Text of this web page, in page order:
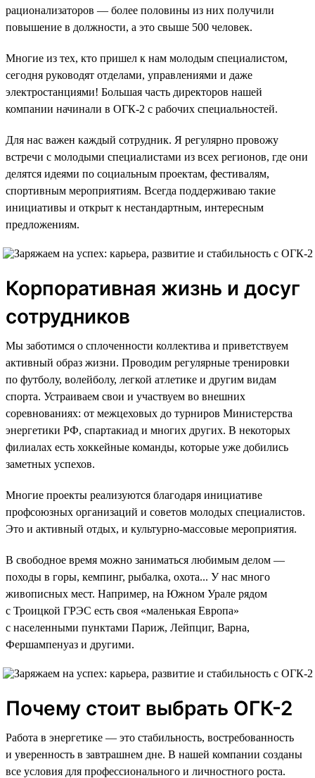
рационализаторов — более половины из них получили
повышение в должности, а это свыше 500 человек.
Многие из тех, кто пришел к нам молодым специалистом,
сегодня руководят отделами, управлениями и даже
электростанциями! Большая часть директоров нашей
компании начинали в ОГК-2 с рабочих специальностей.
Для нас важен каждый сотрудник. Я регулярно провожу
встречи с молодыми специалистами из всех регионов, где они
делятся идеями по социальным проектам, фестивалям,
спортивным мероприятиям. Всегда поддерживаю такие
инициативы и открыт к нестандартным, интересным
предложениям.
Корпоративная жизнь и досуг
сотрудников
Мы заботимся о сплоченности коллектива и приветствуем
активный образ жизни. Проводим регулярные тренировки
по футболу, волейболу, легкой атлетике и другим видам
спорта. Устраиваем свои и участвуем во внешних
соревнованиях: от межцеховых до турниров Министерства
энергетики РФ, спартакиад и многих других. В некоторых
филиалах есть хоккейные команды, которые уже добились
заметных успехов.
Многие проекты реализуются благодаря инициативе
профсоюзных организаций и советов молодых специалистов.
Это и активный отдых, и культурно-массовые мероприятия.
В свободное время можно заниматься любимым делом —
походы в горы, кемпинг, рыбалка, охота... У нас много
живописных мест. Например, на Южном Урале рядом
с Троицкой ГРЭС есть своя «маленькая Европа»
с населенными пунктами Париж, Лейпциг, Варна,
Фершампенуаз и другими.
Почему стоит выбрать ОГК-2
Работа в энергетике — это стабильность, востребованность
и уверенность в завтрашнем дне. В нашей компании созданы
все условия для профессионального и личностного роста.